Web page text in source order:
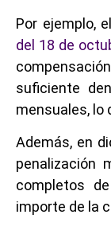
Por ejemplo, el
del 18 de
suficiente
mensuales, lo
Además, en
penalización
completos
importe de la